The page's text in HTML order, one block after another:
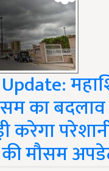
का बदलाव
करेगा
मौसम